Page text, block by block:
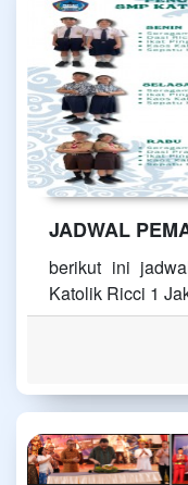
JADWAL
berikut ini
Katolik Ricci 1